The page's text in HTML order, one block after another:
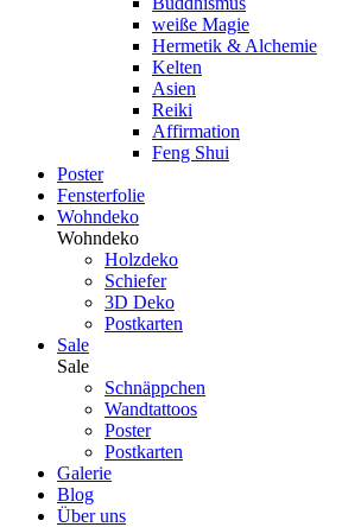
weiße Magie
Hermetik & Alchemie
Kelten
Asien
Reiki
Affirmation
Feng Shui
Poster
Fensterfolie
Wohndeko
Wohndeko
Holzdeko
Schiefer
3D Deko
Postkarten
Sale
Sale
Schnäppchen
Wandtattoos
Poster
Postkarten
Galerie
Blog
Über uns